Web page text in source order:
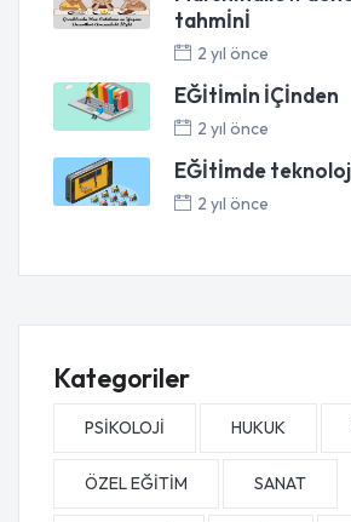
tahmİnİ
2 yıl önce
EĞİtİmİn İÇİnden
2 yıl önce
EĞİtİmde
2 yıl önce
Kategoriler
PSİKOLOJİ HUKUK
ÖZEL EĞİTİM SANAT